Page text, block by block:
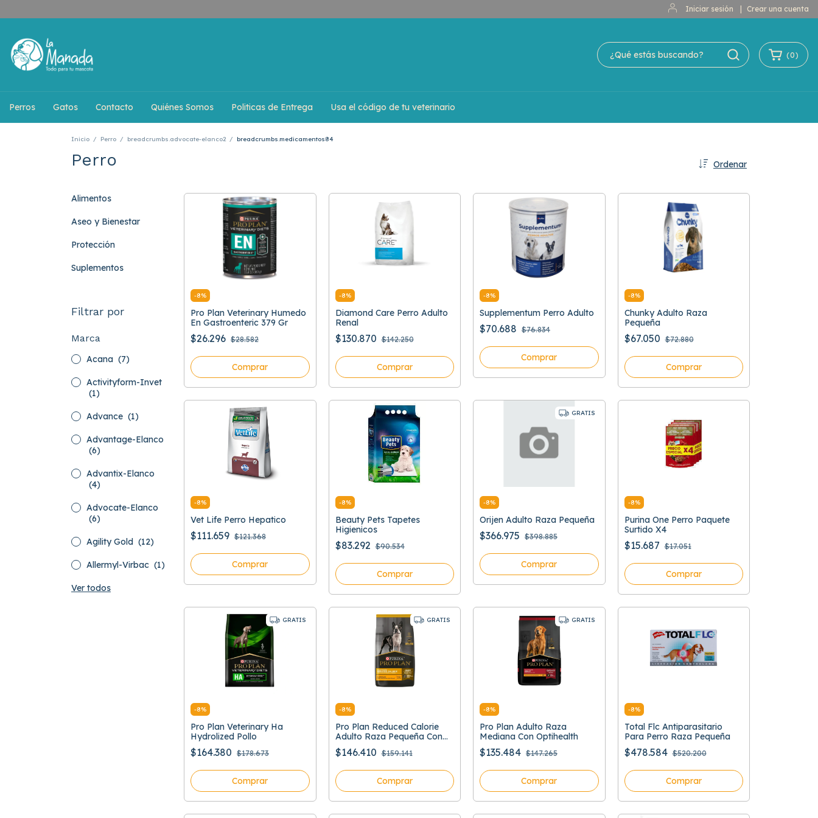
Iniciar sesión Crear una cuenta
(0)
Perros Gatos Contacto Quiénes Somos Politicas de Entrega Usa el código de tu veterinario
Inicio / Perro / breadcrumbs.advocate-elanco2 / breadcrumbs.medicamentos84
Perro Ordenar
Alimentos
Aseo y Bienestar
Protección
Suplementos
Filtrar por
Marca
Acana (7)
Activityform-Invet
(1)
Advance (1)
Advantage-Elanco
(6)
Advantix-Elanco
(4)
Advocate-Elanco
(6)
Agility Gold (12)
Allermyl-Virbac (1)
Ver todos
-8%
Pro Plan Veterinary Humedo
En Gastroenteric 379 Gr
$26.296 $28.582
Comprar
-8%
Diamond Care Perro Adulto
Renal
$130.870 $142.250
Comprar
-8%
Supplementum Perro Adulto
$70.688 $76.834
Comprar
-8%
Chunky Adulto Raza
Pequeña
$67.050 $72.880
Comprar
-8%
Vet Life Perro Hepatico
$111.659 $121.368
Comprar
-8%
Beauty Pets Tapetes
Higienicos
$83.292 $90.534
Comprar
GRATIS
-8%
Orijen Adulto Raza Pequeña
$366.975 $398.885
Comprar
-8%
Purina One Perro Paquete
Surtido X4
$15.687 $17.051
Comprar
GRATIS
-8%
Pro Plan Veterinary Ha
Hydrolized Pollo
$164.380 $178.673
Comprar
GRATIS
-8%
Pro Plan Reduced Calorie
Adulto Raza Pequeña Con
Optifit
$146.410 $159.141
Comprar
GRATIS
-8%
Pro Plan Adulto Raza
Mediana Con Optihealth
$135.484 $147.265
Comprar
-8%
Total Flc Antiparasitario
Para Perro Raza Pequeña
$478.584 $520.200
Comprar